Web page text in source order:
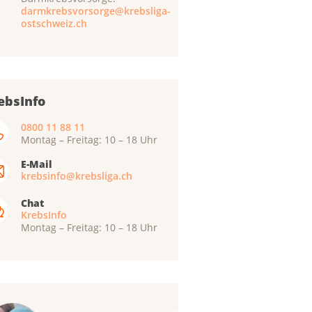
darmkrebsvorsorge@krebsliga-
ostschweiz.ch
0800 11 88 11
Montag – Freitag: 10 – 18 Uhr
E-Mail
krebsinfo@krebsliga.ch
Chat
KrebsInfo
Montag – Freitag: 10 – 18 Uhr